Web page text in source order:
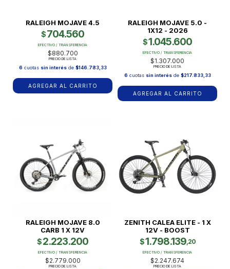
RALEIGH MOJAVE 4.5
$704.560
EFECTIVO / TRANSFERENCIA
$880.700
PRECIO DE LISTA
6 cuotas sin interésde $146.783,33
AGREGAR AL CARRITO
RALEIGH MOJAVE 5.0 -
1X12 - 2026
$1.045.600
EFECTIVO / TRANSFERENCIA
$1.307.000
PRECIO DE LISTA
6 cuotas sin interésde $217.833,33
AGREGAR AL CARRITO
RALEIGH MOJAVE 8.0
CARB 1 X 12V
$2.223.200
EFECTIVO / TRANSFERENCIA
$2.779.000
PRECIO DE LISTA
ZENITH CALEA ELITE - 1 X
12V - BOOST
$1.798.139,20
EFECTIVO / TRANSFERENCIA
$2.247.674
PRECIO DE LISTA